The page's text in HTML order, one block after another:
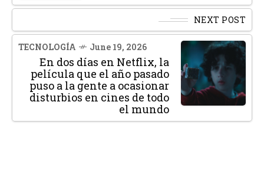
NEXT POST
TECNOLOGÍA June 19, 2026
En dos días en Netflix, la
película que el año pasado
puso a la gente a ocasionar
disturbios en cines de todo
el mundo